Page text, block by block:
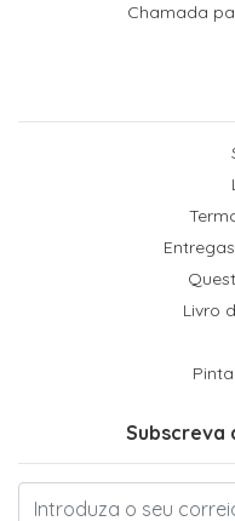
Chamada
Livro
Subscreva